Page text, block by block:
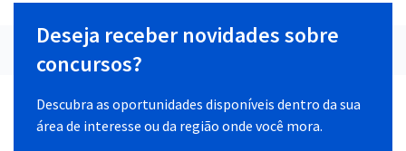
Deseja receber novidades sobre
concursos?
Descubra as oportunidades disponíveis dentro da sua
área de interesse ou da região onde você mora.